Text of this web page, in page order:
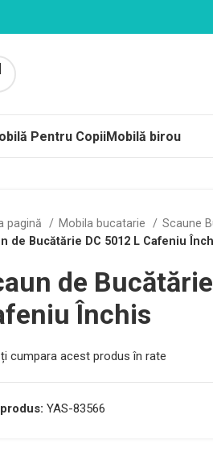
Pentru CopiiMobilă birou
pagină Mobila bucatarie
Scaune
de Bucătărie DC 5012 L Сafeniu
de
Închis
cumpara acest produs în rate
YAS-83566